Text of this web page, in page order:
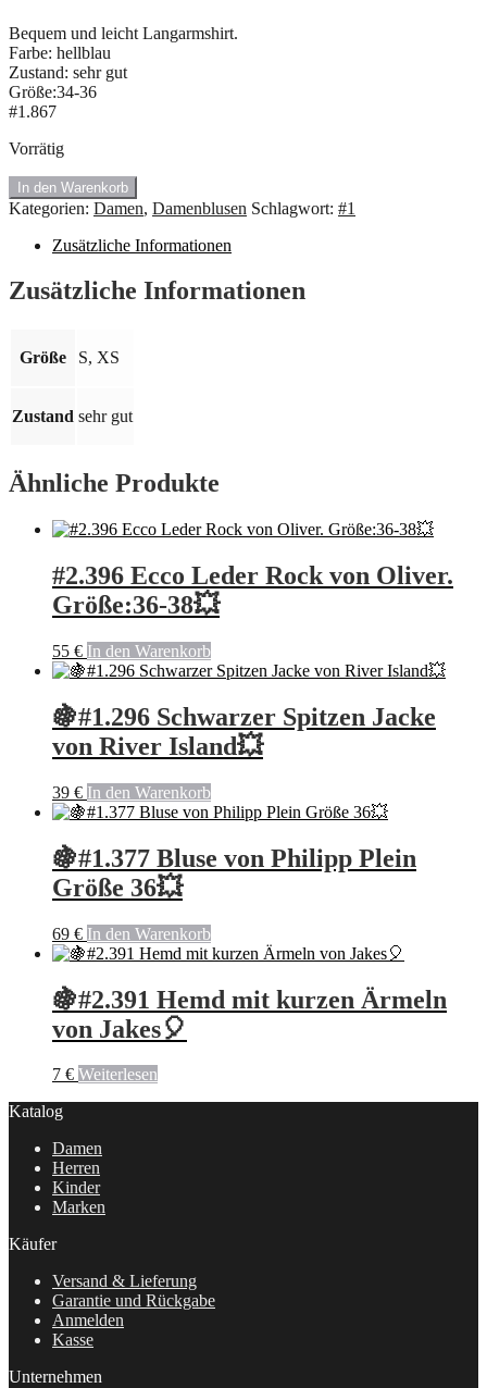
Bequem und leicht Langarmshirt.
Farbe: hellblau
Zustand: sehr gut
Größe:34-36
#1.867
Vorrätig
#1.867
Langarmshirt.
Größe:34-
S
🍇
In den Warenkorb
Kategorien: Damen, Damenblusen Schlagwort: #1
Zusätzliche Informationen
Zusätzliche Informationen
Größe S, XS
Zustand sehr gut
Ähnliche Produkte
#2.396 Ecco Leder Rock von Oliver.
Größe:36-38💥
55 € In den Warenkorb
🍇#1.296 Schwarzer Spitzen Jacke
von River Island💥
39 € In den Warenkorb
🍇#1.377 Bluse von Philipp Plein
Größe 36💥
69 € In den Warenkorb
🍇#2.391 Hemd mit kurzen Ärmeln
von Jakes🎈
7 € Weiterlesen
Katalog
Damen
Herren
Kinder
Marken
Käufer
Versand & Lieferung
Garantie und Rückgabe
Anmelden
Kasse
Unternehmen